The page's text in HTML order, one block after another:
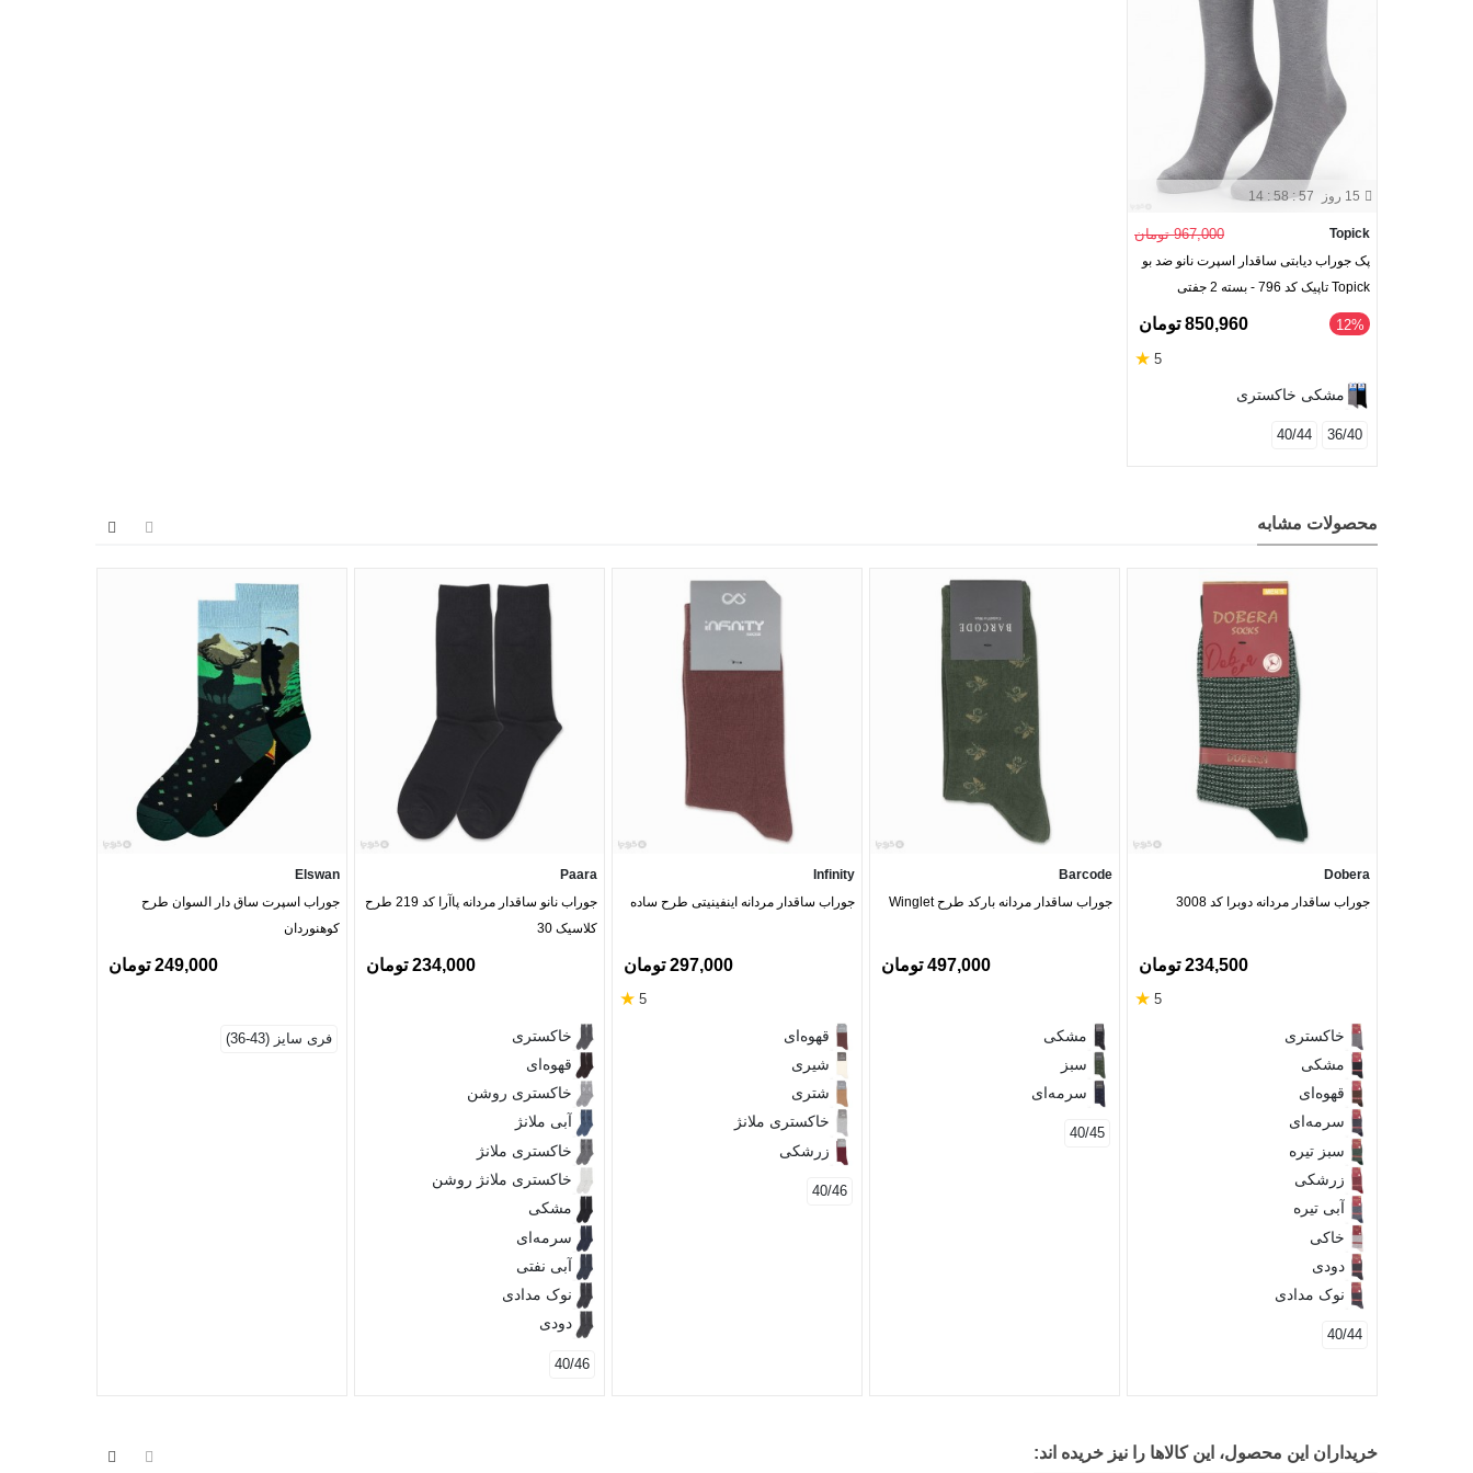
15 روز 14 : 58 : 56
Topick 967,000 تومان
پک جوراب دیابتی ساقدار اسپرت نانو ضد بو
Topick تاپیک کد 796 - بسته 2 جفتی
‎12% 850,960 تومان
5
★
مشکی خاکستری
36/40
40/44
محصولات مشابه
Dobera
جوراب ساقدار مردانه دوبرا کد 3008
234,500 تومان
5
★
خاکستری
مشکی
قهوه‌ای
سرمه‌ای
سبز تیره
زرشکی
آبی تیره
خاکی
دودی
نوک مدادی
40/44
Barcode
جوراب ساقدار مردانه بارکد طرح Winglet
497,000 تومان
مشکی
سبز
سرمه‌ای
40/45
Infinity
جوراب ساقدار مردانه اینفینیتی طرح ساده
297,000 تومان
5
★
قهوه‌ای
شیری
شتری
خاکستری ملانژ
زرشکی
40/46
Paara
جوراب نانو ساقدار مردانه پاآرا کد 219 طرح
کلاسیک 30
234,000 تومان
خاکستری
قهوه‌ای
خاکستری روشن
آبی ملانژ
خاکستری ملانژ
خاکستری ملانژ روشن
مشکی
سرمه‌ای
آبی نفتی
نوک مدادی
دودی
40/46
Elswan
جوراب اسپرت ساق دار السوان طرح
کوهنوردان
249,000 تومان
فری سایز (43-36)
خریداران این محصول، این کالاها را نیز خریده اند: